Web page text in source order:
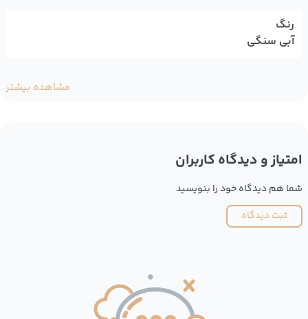
رنگ
آبی سنگی
مشاهده بیشتر
امتیاز و دیدگاه کاربران
شما هم دیدگاه خود را بنویسید
ثبت دیدگاه